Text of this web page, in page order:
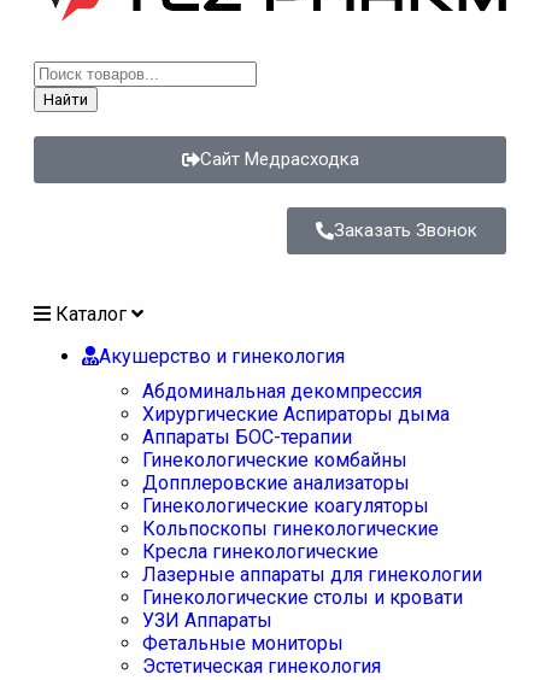
Найти
Сайт Медрасходка
Заказать Звонок
Каталог
Акушерство и гинекология
Абдоминальная декомпрессия
Хирургические Аспираторы дыма
Аппараты БОС-терапии
Гинекологические комбайны
Допплеровские анализаторы
Гинекологические коагуляторы
Кольпоскопы гинекологические
Кресла гинекологические
Лазерные аппараты для гинекологии
Гинекологические столы и кровати
УЗИ Аппараты
Фетальные мониторы
Эстетическая гинекология